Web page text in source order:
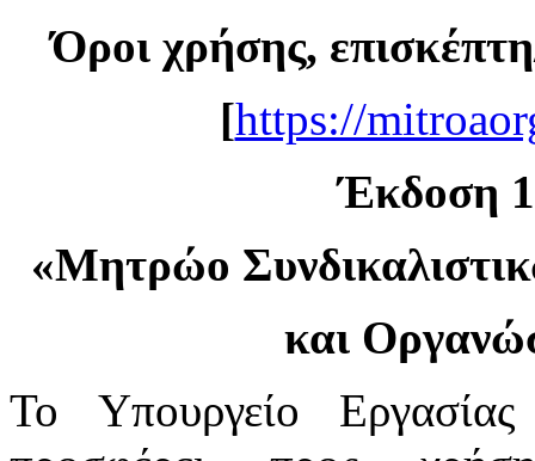
Όροι χρήσης,
[https://
Έκδοση
«Μητρώο
και
Το Υπουργείο